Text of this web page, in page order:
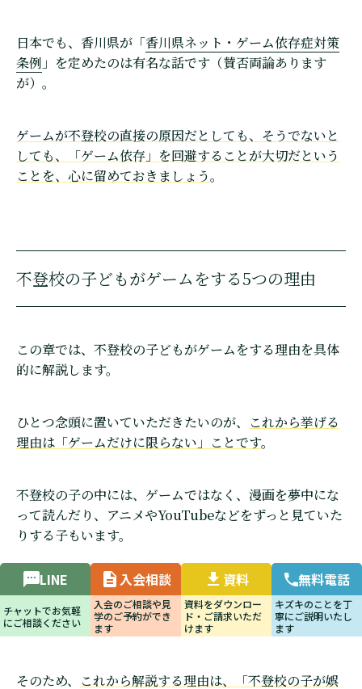
LINE
チャットでお気軽
入会相談
入会のご相談や見
学のご予約ができ
資料
資料をダウンロー
ド・ご請求いただ
無料電話
キズキのことを丁
寧にご説明いたし
日本でも、香川県が「香川県ネット・ゲーム依存症対策
条例 」を定めたのは有名な話です（賛否両論あります
が）。
ゲームが不登校の直接の原因だとしても、そうでないと
しても、「ゲーム依存」を回避することが大切だという
ことを、心に留めておきましょう。
不登校の子どもがゲームをする5つの理由
この章では、不登校の子どもがゲームをする理由を具体
的に解説します。
ひとつ念頭に置いていただきたいのが、
これから挙げる
理由は「ゲームだけに限らない」ことです。
不登校の子の中には、ゲームではなく、漫画を夢中にな
って読んだり、アニメやYouTubeなどをずっと見ていた
りする子もいます。
ゲームには、もちろんゲームだけの特徴があります。で
すが、ある種の娯楽や当面の現実逃避という点では、そ
の他のメディアなどと同じです。
そのため、 これから解説する理由は、「不登校の子が娯